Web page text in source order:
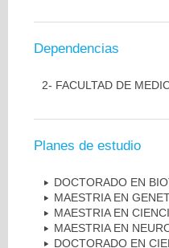
Dependencias
2- FACULTAD DE
Planes de estudio
DOCTORADO EN
MAESTRIA EN
MAESTRIA EN
MAESTRIA EN
DOCTORADO EN